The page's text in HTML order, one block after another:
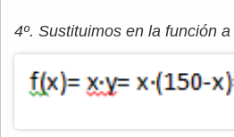
4º. Sustituimos en la función